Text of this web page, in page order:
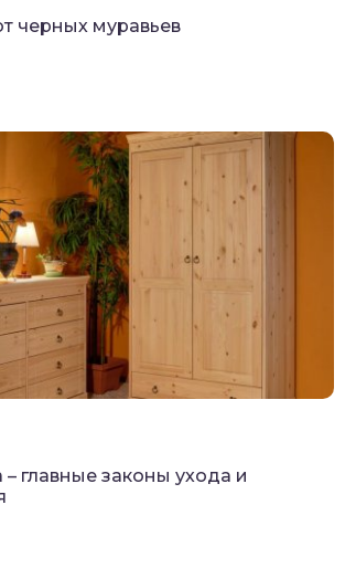
черных муравьев
главные законы ухода и